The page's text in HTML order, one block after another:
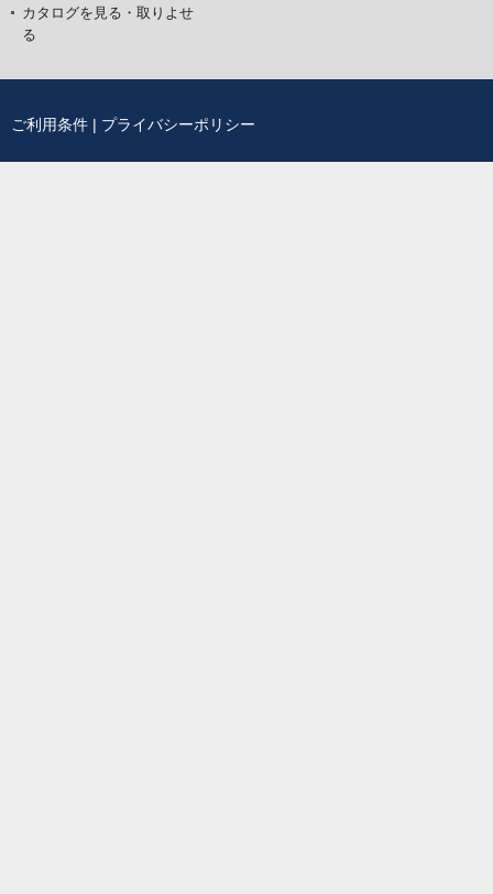
カタログを見る・取りよせ
る
ご利用条件 | プライバシーポリシー